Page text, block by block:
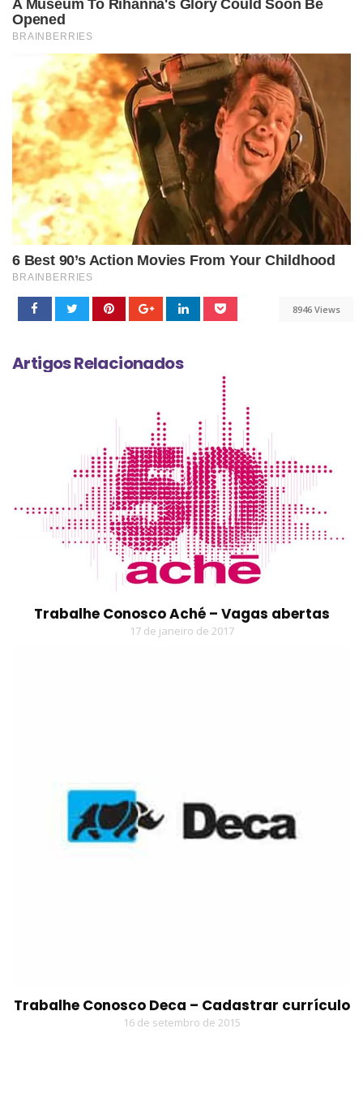
8946 Views
Artigos Relacionados
Trabalhe Conosco Aché – Vagas abertas
17 de janeiro de 2017
Trabalhe Conosco Deca – Cadastrar currículo
16 de setembro de 2015